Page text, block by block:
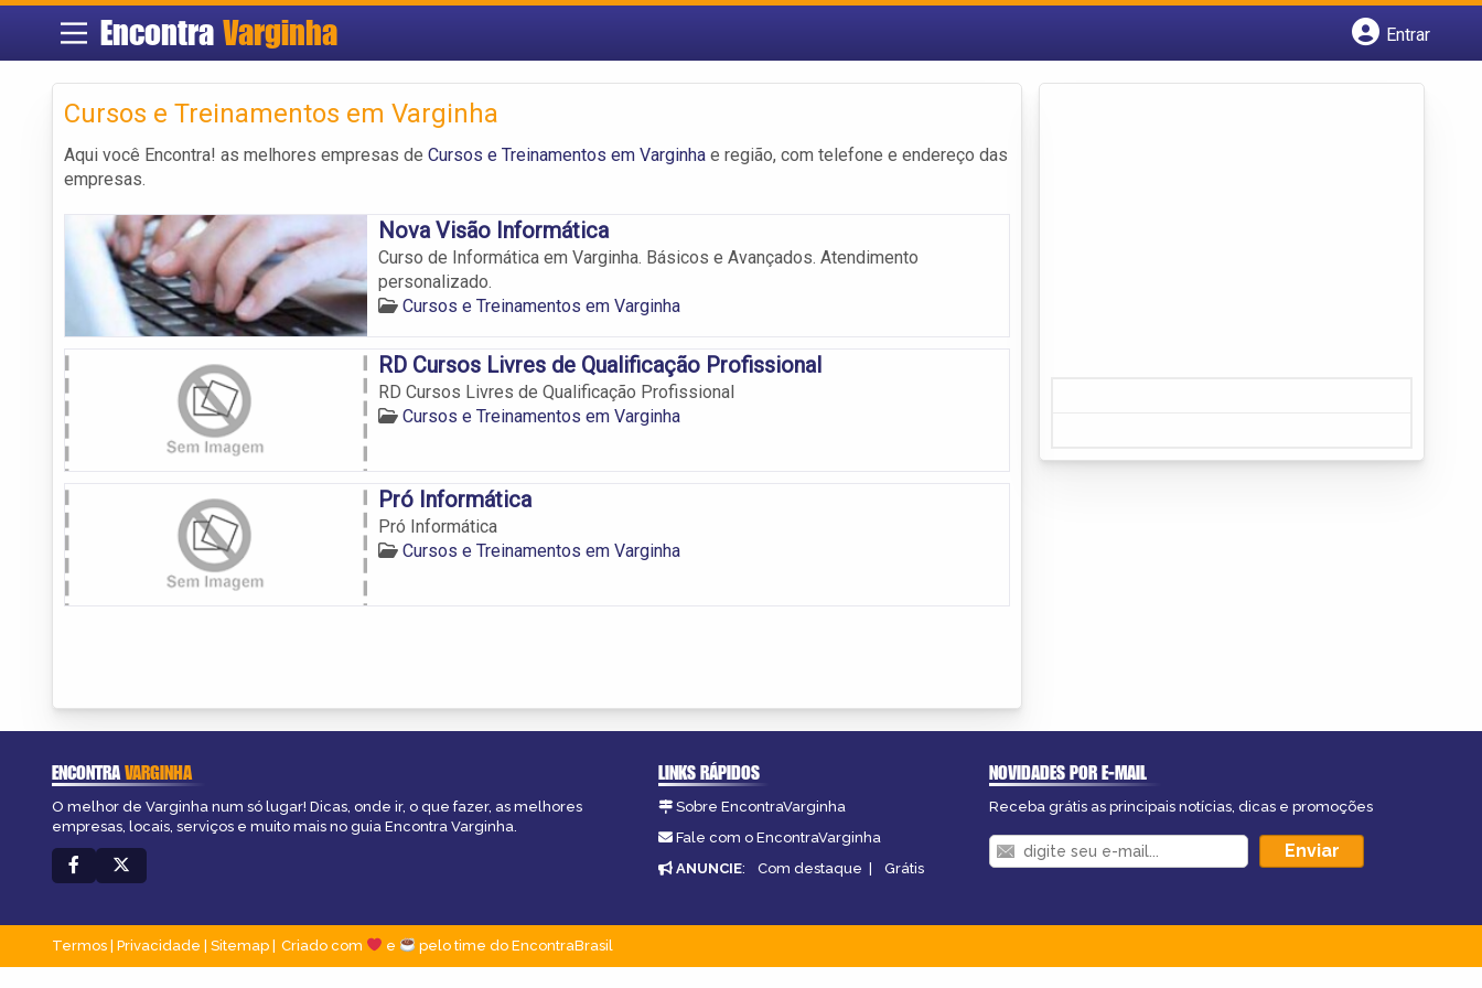
Encontra Varginha
Entrar
Cursos e Treinamentos em Varginha
Aqui você Encontra! as melhores empresas de Cursos e Treinamentos em Varginha e região, com telefone e endereço das
empresas.
Nova Visão Informática
Curso de Informática em Varginha. Básicos e Avançados. Atendimento
personalizado.
Cursos e Treinamentos em Varginha
RD Cursos Livres de Qualificação Profissional
RD Cursos Livres de Qualificação Profissional
Cursos e Treinamentos em Varginha
Pró Informática
Pró Informática
Cursos e Treinamentos em Varginha
ENCONTRAVARGINHA
O melhor de Varginha num só lugar! Dicas, onde ir, o que fazer, as melhores
empresas, locais, serviços e muito mais no guia Encontra Varginha.
LINKS RÁPIDOS
Sobre EncontraVarginha
Fale com o EncontraVarginha
ANUNCIE: Com destaque | Grátis
NOVIDADES POR E-MAIL
Receba grátis as principais notícias, dicas e promoções
Termos Privacidade Sitemap Criado com e pelo time do EncontraBrasil